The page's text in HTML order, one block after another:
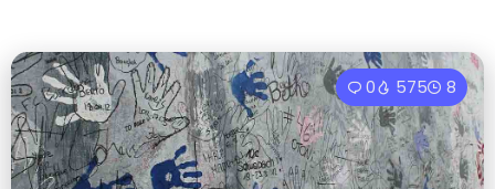
0 575 8